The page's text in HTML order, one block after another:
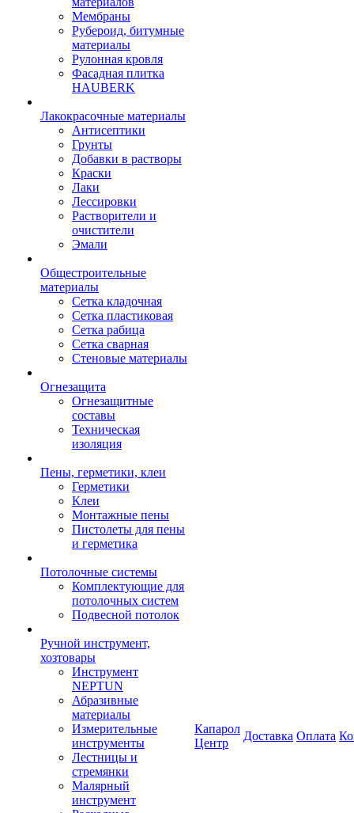
Мембраны
Рубероид, битумные
материалы
Рулонная кровля
Фасадная плитка
HAUBERK
Лакокрасочные материалы
Антисептики
Грунты
Добавки в растворы
Краски
Лаки
Лессировки
Растворители и
очистители
Эмали
Общестроительные
материалы
Сетка кладочная
Сетка пластиковая
Сетка рабица
Сетка сварная
Стеновые материалы
Огнезащита
Огнезащитные
составы
Техническая
изоляция
Пены, герметики, клеи
Герметики
Клеи
Монтажные пены
Пистолеты для пены
и герметика
Потолочные системы
Комплектующие для
потолочных систем
Подвесной потолок
Ручной инструмент,
хозтовары
Инструмент
NEPTUN
Абразивные
материалы
Измерительные
инструменты
Лестницы и
стремянки
Малярный
инструмент
Капарол
Центр
Доставка Оплата